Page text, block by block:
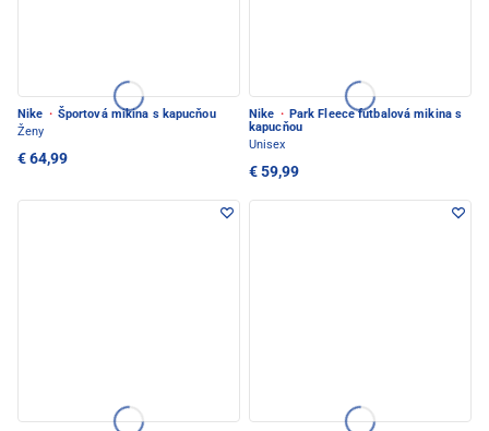
Nike · Športová mikina s kapucňou
Ženy
€ 64,99
Nike · Park Fleece futbalová mikina s
kapucňou
Unisex
€ 59,99